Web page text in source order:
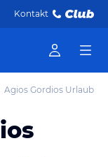
Kontakt
Agios Gordios Urlaub